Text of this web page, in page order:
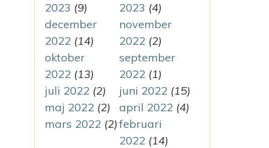
2023 (9)
2023 (4)
december
2022 (14)
november
2022 (2)
oktober
2022 (13)
september
2022 (1)
juli 2022 (2) juni 2022 (15)
maj 2022 (2) april 2022 (4)
mars 2022 (2)februari
2022 (14)